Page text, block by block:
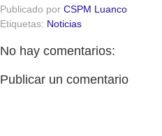
Publicado por CSPM Luanco
Etiquetas: Noticias
No hay comentarios:
Publicar un comentario